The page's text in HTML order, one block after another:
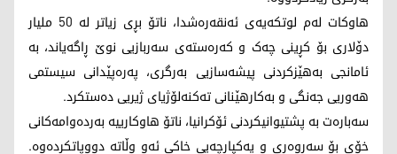
هاوکات لەم لوتکەیەی ئەنقەرەشدا، ناتۆ بڕی زیاتر لە 50 ملیار
دۆلاری بۆ کڕینی چەک و کەرەستەی سەربازیی نوێ ڕاگەیاند، بە
ئامانجی بەهێزکردنی پیشەسازیی بەرگری، پەرەپێدانی سیستمی
هەوریی جەنگی و بەکارهێنانی تەکنەلۆژیای ژیریی دەستکرد.
سەبارەت بە پشتیوانیکردنی ئۆکرانیا، ناتۆ هاوکارییە بەردەوامەکانی
خۆی بۆ سەروەری و یەکپارچەیی خاکی ئەو وڵاتە دووپاتکردەوە.